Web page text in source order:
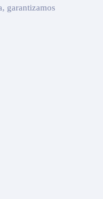
garantizamos